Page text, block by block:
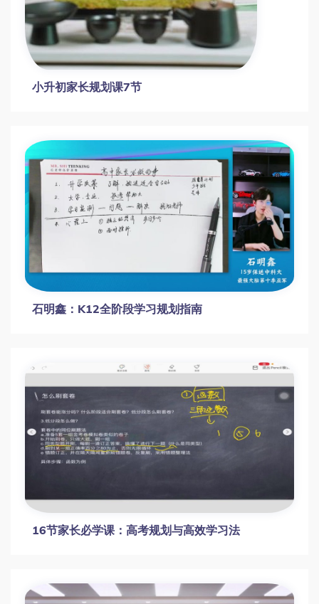
小升初家长规划课7节
石明鑫：K12全阶段学习规划指南
16节家长必学课：高考规划与高效学习法